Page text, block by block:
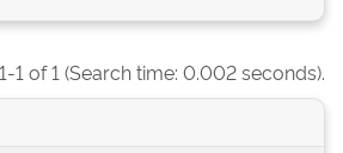
1 of 1 (Search time: 0.002 seconds).